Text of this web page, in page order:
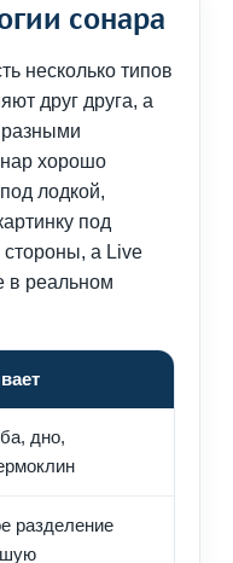
сонара
несколько типов
друг друга, а
разными
хорошо
лодкой,
под
стороны, а Live
в реальном
дно,
разделение